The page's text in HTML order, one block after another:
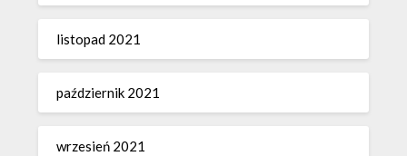
listopad 2021
październik 2021
wrzesień 2021